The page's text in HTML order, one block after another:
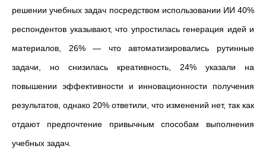
решении учебных задач посредством использовании ИИ 40%
респондентов указывают, что упростилась генерация идей и
материалов, 26% — что автоматизировались рутинные
задачи, но снизилась креативность, 24% указали на
повышении эффективности и инновационности получения
результатов, однако 20% ответили, что изменений нет, так как
отдают предпочтение привычным способам выполнения
учебных задач.